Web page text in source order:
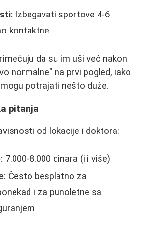
Izbegavati sportove 4-6
kontaktne
da su im uši već nakon
normalne" na prvi pogled, iako
potrajati nešto duže.
pitanja
od lokacije i doktora:
7.000-8.000 dinara (ili više)
Često besplatno za
i za punoletne sa